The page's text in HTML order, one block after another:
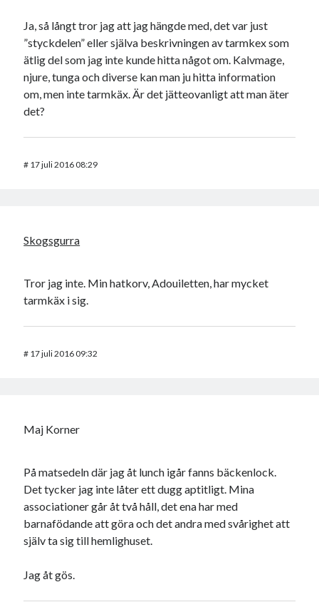
Ja, så långt tror jag att jag hängde med, det var just
”styckdelen” eller själva beskrivningen av tarmkex som
ätlig del som jag inte kunde hitta något om. Kalvmage,
njure, tunga och diverse kan man ju hitta information
om, men inte tarmkäx. Är det jätteovanligt att man äter
det?
# 17 juli 2016 08:29
Skogsgurra
Tror jag inte. Min hatkorv, Adouiletten, har mycket
tarmkäx i sig.
# 17 juli 2016 09:32
Maj Korner
På matsedeln där jag åt lunch igår fanns bäckenlock.
Det tycker jag inte låter ett dugg aptitligt. Mina
associationer går åt två håll, det ena har med
barnafödande att göra och det andra med svårighet att
själv ta sig till hemlighuset.
Jag åt gös.